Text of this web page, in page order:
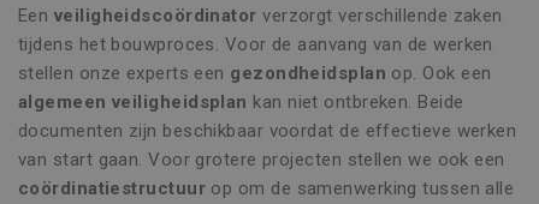
Een veiligheidscoördinator verzorgt verschillende zaken
tijdens het bouwproces. Voor de aanvang van de werken
stellen onze experts een gezondheidsplan op. Ook een
algemeen veiligheidsplan kan niet ontbreken. Beide
documenten zijn beschikbaar voordat de effectieve werken
van start gaan. Voor grotere projecten stellen we ook een
coördinatiestructuur op om de samenwerking tussen alle